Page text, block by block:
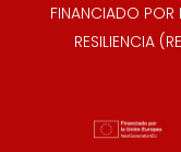
FINANCIADO POR
RESILIENCIA